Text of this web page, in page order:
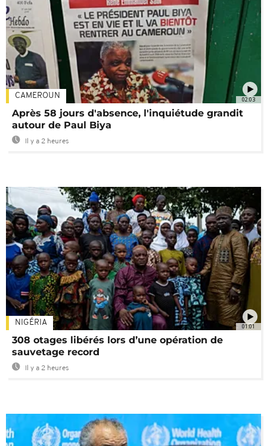
02:03
CAMEROUN
Après 58 jours d'absence, l'inquiétude grandit
autour de Paul Biya
Il y a 2 heures
01:01
NIGÉRIA
308 otages libérés lors d’une opération de
sauvetage record
Il y a 2 heures